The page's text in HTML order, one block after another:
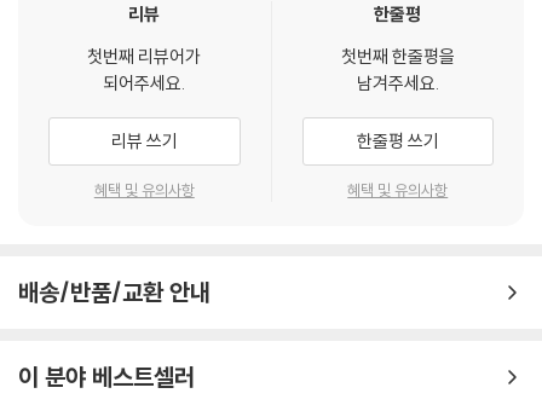
있을까요? 두 배로 더 커진 장난 계획에 여러분의 아이디어를 더해 보세요
-3권
“드디어 방학이닷!”
소가 가득한 시골 동네인 야니밸리에 여름이 찾아왔어요. 물론 야니밸리
과학문예학교도 여름방학을 맞았어요. 하지만 프로장난러인 마일즈와 나
캠프’가 한창이에요. 캠프에서는 소문난 말썽꾸러기 조시 바킨이 두 쌍둥
녀석 둘의 숲속 전쟁이 본격적으로 시작됩니다.
도, 못 말리는 녀석 둘을 사랑할 수 밖에 없을거예요.”
- 데이브 에거스 (눈과 보이지 않는 작가)
“배꼽 빠지게 웃기네요.”
- 데브 필키 (빰빠라밤! 빤스맨 시리즈 작가)
을 찾는 사람들에게 기쁨이 될 것입니다.“
"빠른 속도와 웃음소리가 가득한 이 책은 다양한 독자들에게 어필할 것입
리뷰
첫번째 리뷰어가
되어주세요.
리뷰 쓰기
혜택 및 유의사항
한줄평
첫번째 한줄평을
남겨주세요.
한줄평 쓰기
혜택 및 유의사항
배송/반품/교환 안내
이 분야 베스트셀러